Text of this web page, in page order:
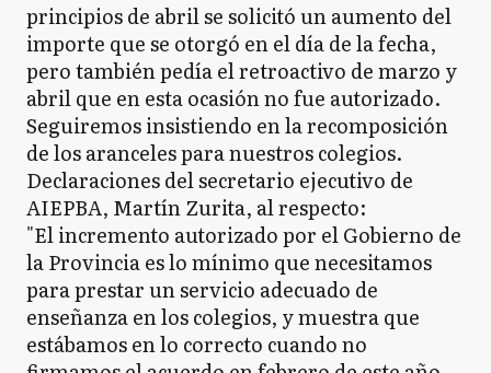
principios de abril se solicitó un aumento del
importe que se otorgó en el día de la fecha,
pero también pedía el retroactivo de marzo y
abril que en esta ocasión no fue autorizado.
Seguiremos insistiendo en la recomposición
de los aranceles para nuestros colegios.
Declaraciones del secretario ejecutivo de
AIEPBA, Martín Zurita, al respecto:
"El incremento autorizado por el Gobierno de
la Provincia es lo mínimo que necesitamos
para prestar un servicio adecuado de
enseñanza en los colegios, y muestra que
estábamos en lo correcto cuando no